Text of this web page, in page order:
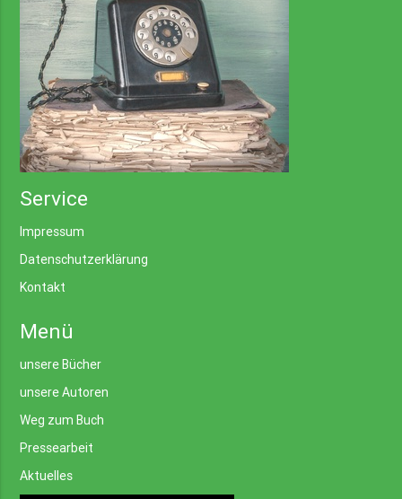
Service
Impressum
Datenschutzerklärung
Kontakt
Menü
unsere Bücher
unsere Autoren
Weg zum Buch
Pressearbeit
Aktuelles